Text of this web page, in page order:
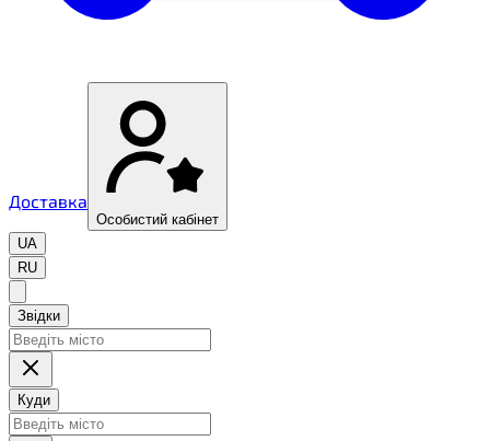
Доставка
Особистий кабінет
UA
RU
Звідки
Куди